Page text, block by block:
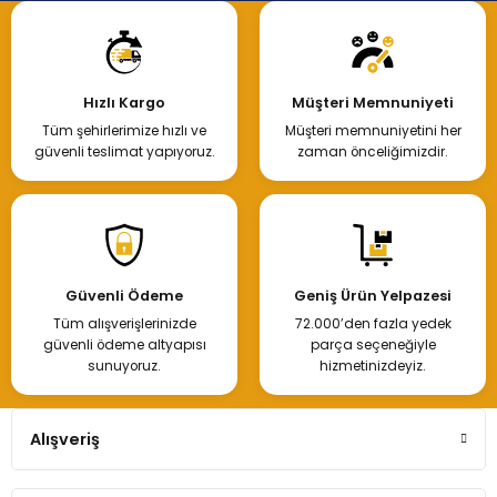
Hızlı Kargo
Tüm şehirlerimize hızlı ve
güvenli teslimat yapıyoruz.
Müşteri Memnuniyeti
Müşteri memnuniyetini her
zaman önceliğimizdir.
Güvenli Ödeme
Tüm alışverişlerinizde
güvenli ödeme altyapısı
sunuyoruz.
Geniş Ürün Yelpazesi
72.000’den fazla yedek
parça seçeneğiyle
hizmetinizdeyiz.
Alışveriş